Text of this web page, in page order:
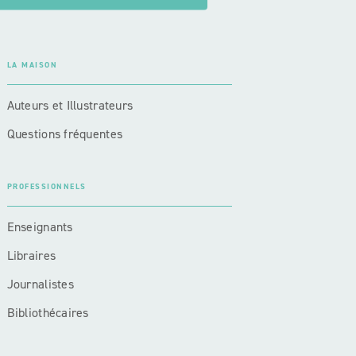
LA MAISON
Auteurs et Illustrateurs
Questions fréquentes
PROFESSIONNELS
Enseignants
Libraires
Journalistes
Bibliothécaires